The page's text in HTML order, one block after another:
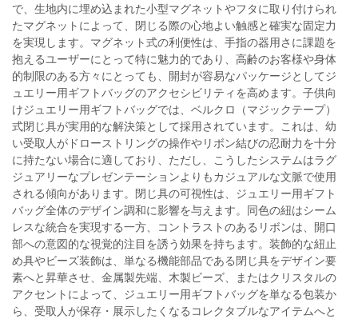
で、生地内に埋め込まれた小型マグネットやフタに取り付けられ
たマグネットによって、閉じる際の心地よい触感と確実な固定力
を実現します。マグネット式の利便性は、手指の器用さに課題を
抱えるユーザーにとって特に魅力的であり、高齢のお客様や身体
的制限のある方々にとっても、開封が容易なパッケージとしてジ
ュエリー用ギフトバッグのアクセシビリティを高めます。子供向
けジュエリー用ギフトバッグでは、ベルクロ（マジックテープ）
式閉じ具が実用的な解決策として採用されています。これは、幼
い受取人がドローストリングの操作やリボン結びの忍耐力を十分
に持たない場合に適しており、ただし、こうしたシステムはラグ
ジュアリーなプレゼンテーションよりもカジュアルな文脈で使用
される傾向があります。閉じ具の可視性は、ジュエリー用ギフト
バッグ全体のデザイン調和に影響を与えます。同色の紐はシーム
レスな統合を実現する一方、コントラストのあるリボンは、開口
部への意図的な視覚的注目を誘う効果を持ちます。装飾的な紐止
め具やビーズ装飾は、単なる機能部品である閉じ具をデザイン要
素へと昇華させ、金属製先端、木製ビーズ、またはクリスタルの
アクセントによって、ジュエリー用ギフトバッグを単なる包装か
ら、受取人が保存・展示したくなるコレクタブルなアイテムへと